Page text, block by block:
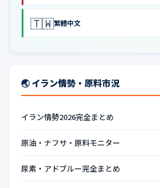
🇹🇼繁體中文
🌏 イラン情勢・原料市況
イラン情勢2026完全まとめ
原油・ナフサ・原料モニター
尿素・アドブルー完全まとめ